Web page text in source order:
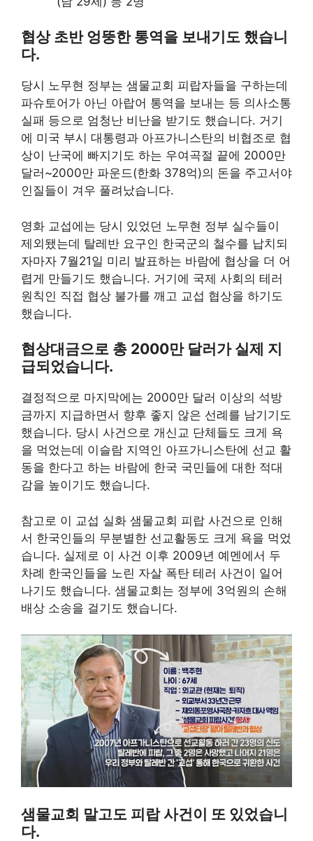
협상 초반 엉뚱한 통역을 보내기도 했습니
다.
당시 노무현 정부는 샘물교회 피랍자들을 구하는데
파슈토어가 아닌 아랍어 통역을 보내는 등 의사소통
실패 등으로 엄청난 비난을 받기도 했습니다. 거기
에 미국 부시 대통령과 아프가니스탄의 비협조로 협
상이 난국에 빠지기도 하는 우여곡절 끝에 2000만
달러~2000만 파운드(한화 378억)의 돈을 주고서야
인질들이 겨우 풀려났습니다.
영화 교섭에는 당시 있었던 노무현 정부 실수들이
제외됐는데 탈레반 요구인 한국군의 철수를 납치되
자마자 7월21일 미리 발표하는 바람에 협상을 더 어
렵게 만들기도 했습니다. 거기에 국제 사회의 테러
원칙인 직접 협상 불가를 깨고 교섭 협상을 하기도
했습니다.
협상대금으로 총 2000만 달러가 실제 지
급되었습니다.
결정적으로 마지막에는 2000만 달러 이상의 석방
금까지 지급하면서 향후 좋지 않은 선례를 남기기도
했습니다. 당시 사건으로 개신교 단체들도 크게 욕
을 먹었는데 이슬람 지역인 아프가니스탄에 선교 활
동을 한다고 하는 바람에 한국 국민들에 대한 적대
감을 높이기도 했습니다.
참고로 이 교섭 실화 샘물교회 피랍 사건으로 인해
서 한국인들의 무분별한 선교활동도 크게 욕을 먹었
습니다. 실제로 이 사건 이후 2009년 예멘에서 두
차례 한국인들을 노린 자살 폭탄 테러 사건이 일어
나기도 했습니다. 샘물교회는 정부에 3억원의 손해
배상 소송을 걸기도 했습니다.
샘물교회 말고도 피랍 사건이 또 있었습니
다.